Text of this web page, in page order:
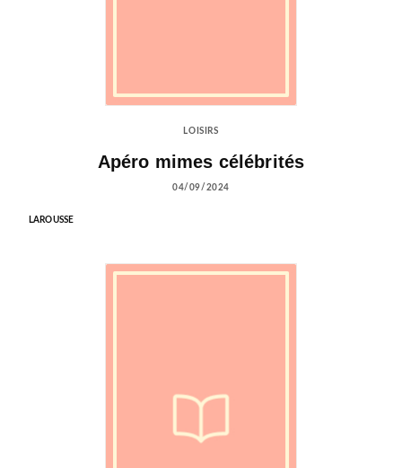
LOISIRS
Apéro mimes célébrités
04/09/2024
LAROUSSE